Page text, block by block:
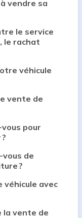
vendre sa
le service
le rachat
véhicule
vente de
pour
vous de
?
véhicule avec
la vente de